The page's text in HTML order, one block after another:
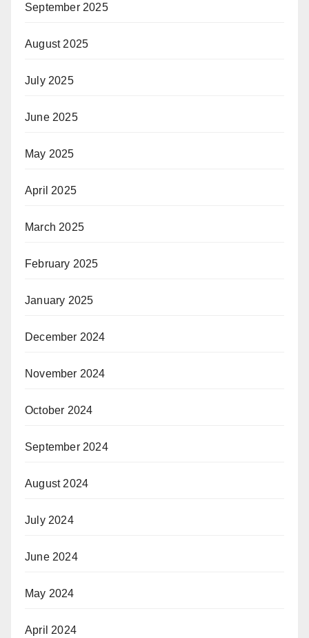
September 2025
August 2025
July 2025
June 2025
May 2025
April 2025
March 2025
February 2025
January 2025
December 2024
November 2024
October 2024
September 2024
August 2024
July 2024
June 2024
May 2024
April 2024